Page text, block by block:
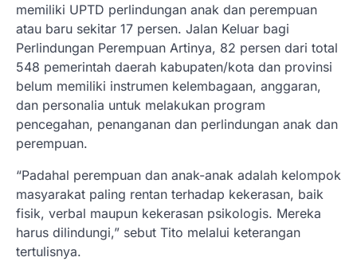
memiliki UPTD perlindungan anak dan perempuan
atau baru sekitar 17 persen. Jalan Keluar bagi
Perlindungan Perempuan Artinya, 82 persen dari total
548 pemerintah daerah kabupaten/kota dan provinsi
belum memiliki instrumen kelembagaan, anggaran,
dan personalia untuk melakukan program
pencegahan, penanganan dan perlindungan anak dan
perempuan.
“Padahal perempuan dan anak-anak adalah kelompok
masyarakat paling rentan terhadap kekerasan, baik
fisik, verbal maupun kekerasan psikologis. Mereka
harus dilindungi,” sebut Tito melalui keterangan
tertulisnya.